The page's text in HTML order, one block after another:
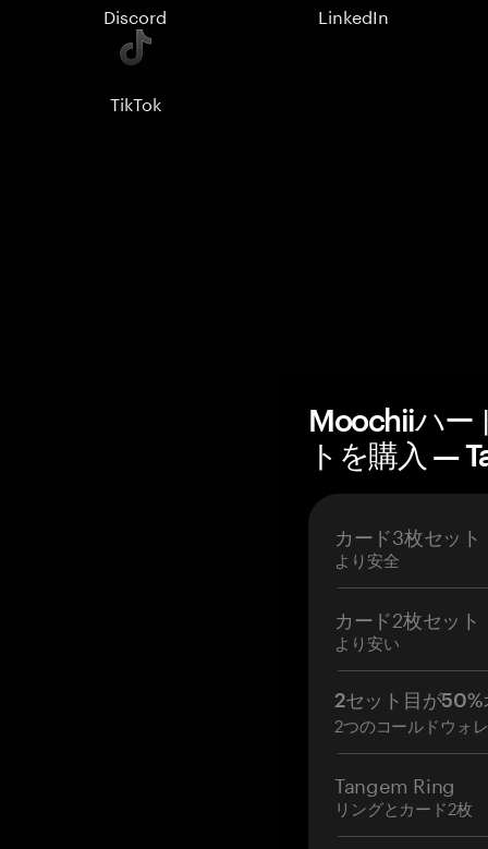
Discord LinkedIn
TikTok
Moochiiハー
トを購入 —
カード3枚セット
より安全
カード2枚セット
より安い
2セット目が50%
2つのコールドウォ
Tangem Ring
リングとカード2枚